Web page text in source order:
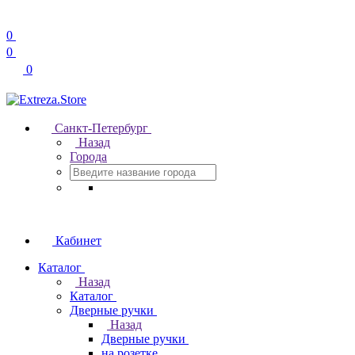
0
0
0
Санкт-Петербург
Назад
Города
Кабинет
Каталог
Назад
Каталог
Дверные ручки
Назад
Дверные ручки